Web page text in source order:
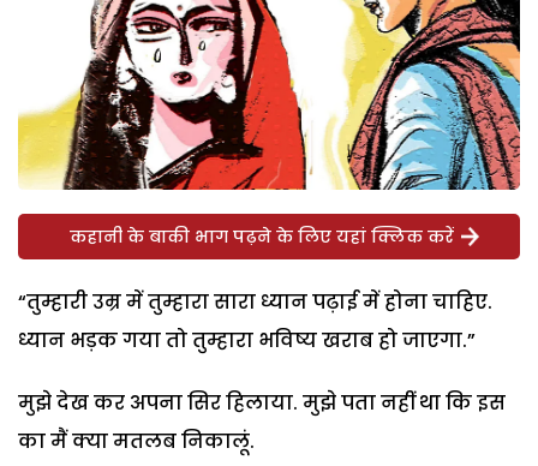
कहानी के बाकी भाग पढ़ने के लिए यहां क्लिक करें
“तुम्हारी उम्र में तुम्हारा सारा ध्यान पढ़ाई में होना चाहिए.
ध्यान भड़क गया तो तुम्हारा भविष्य खराब हो जाएगा.”
मुझे देख कर अपना सिर हिलाया. मुझे पता नहीं था कि इस
का मैं क्या मतलब निकालूं.